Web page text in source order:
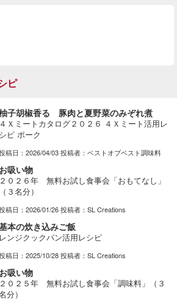
ピ
子胡椒香る 豚肉と夏野菜のみぞれ煮
４Ｘミートカタログ２０２６ ４Ｘミート活用レ
シピ ポーク
稿日：2026/04/03 投稿者：ベストオブベスト調味料
お吸い物
２０２６年 無料お試し食事会「おもてなし」
（３名分）
稿日：2026/01/26 投稿者：SL Creations
本の炊き込みご飯
レンジクックパン活用レシピ
稿日：2025/10/28 投稿者：SL Creations
お吸い物
２０２５年 無料お試し食事会「調味料」（３
分）